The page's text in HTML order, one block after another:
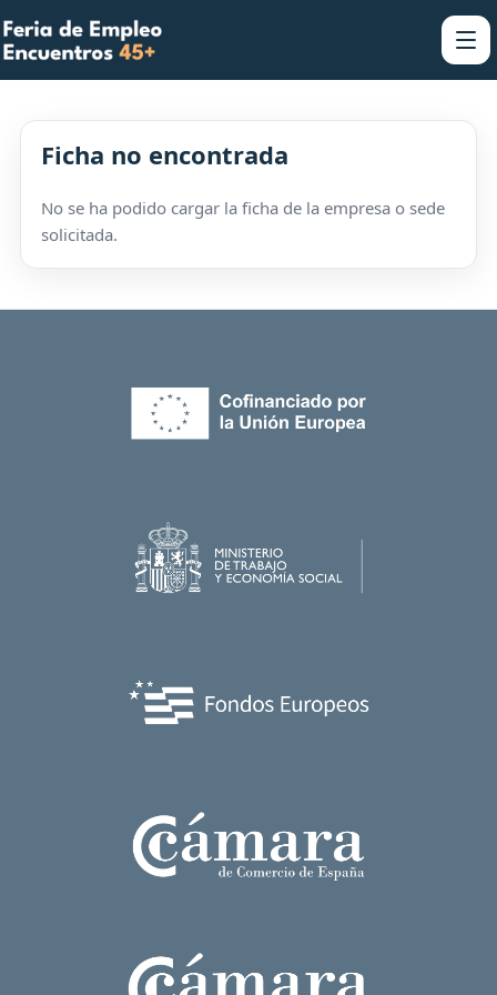
Ficha no encontrada
No se ha podido cargar la ficha de la empresa o sede
solicitada.